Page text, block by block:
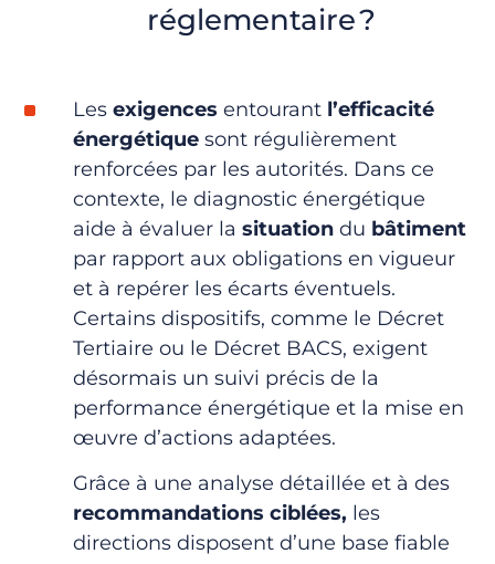
réglementaire ?
Les exigences entourant l’efficacité
énergétiquesont régulièrement
renforcées par les autorités. Dans ce
contexte, le diagnostic énergétique
aide à évaluer la situationdu bâtiment
par rapport aux obligations en vigueur
et à repérer les écarts éventuels.
Certains dispositifs, comme le Décret
Tertiaire ou le Décret BACS, exigent
désormais un suivi précis de la
performance énergétique et la mise en
œuvre d’actions adaptées.
Grâce à une analyse détaillée et à des
recommandations ciblées, les
directions disposent d’une base fiable